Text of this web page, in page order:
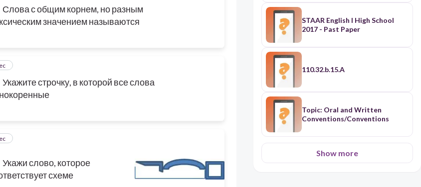
Слова с общим корнем, но разным
значением называются
Укажите строчку, в которой все слова
Укажи слово, которое
схеме
STAAR English I High School
2017 - Past Paper
110.32.b.15.A
Topic: Oral and Written
Conventions/Conventions
Show more